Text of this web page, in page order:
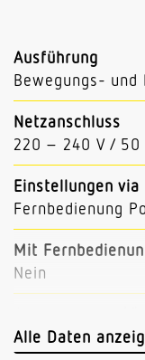
Ausführung
Bewegungs- und
Netzanschluss
220 – 240 V /
Einstellungen via
Fernbedienung
Mit
Nein
126 x 65 mm
Alle Daten